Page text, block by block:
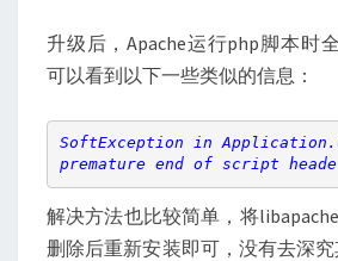
升级后，Apache运行php脚本时
可以看到以下一些类似的信息：
SoftException in
premature end of script
解决方法也比较简单，将
删除后重新安装即可，没有去深究